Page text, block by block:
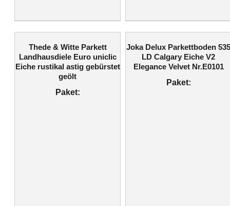
Thede & Witte Parkett
Landhausdiele Euro uniclic
Eiche rustikal astig gebürstet
geölt
Paket:
Joka Delux Parkettboden
LD Calgary Eiche V2
Elegance Velvet Nr.E0101
Paket: